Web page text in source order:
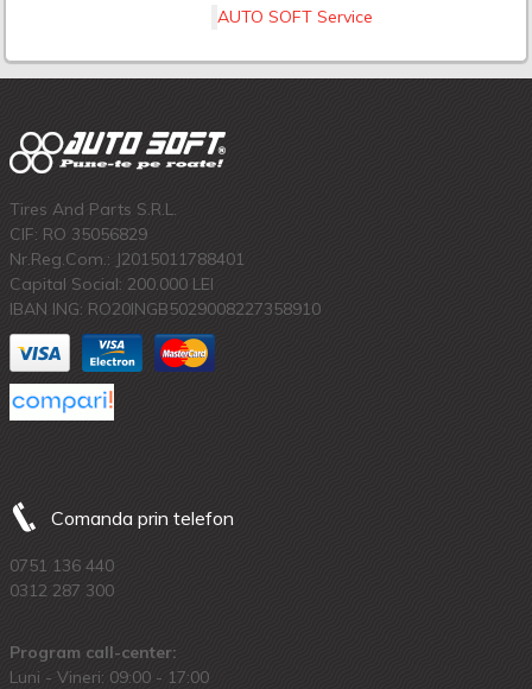
AUTO SOFT Service
Tires And Parts S.R.L.
CIF: RO 35056829
Nr.Reg.Com.: J2015011788401
Capital Social: 200.000 LEI
IBAN ING: RO20INGB5029008227358910
Comanda prin telefon
0751 136 440
0312 287 300
Program call-center:
Luni - Vineri: 09:00 - 17:00